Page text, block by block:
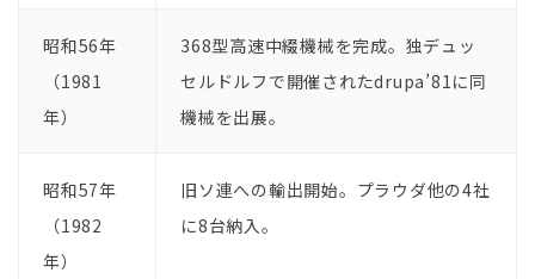
昭和56年
（1981
年）
368型⾼速中綴機械を完成。独デュッ
セルドルフで開催されたdrupa’81に同
機械を出展。
昭和57年
（1982
年）
旧ソ連への輸出開始。プラウダ他の4社
に8台納⼊。